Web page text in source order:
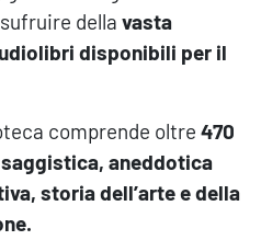
della vasta
disponibili per il
comprende oltre 470
saggistica, aneddotica
storia dell’arte e della